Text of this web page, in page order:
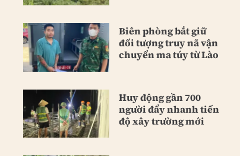
Biên phòng bắt giữ
đối tượng truy nã vận
chuyển ma túy từ Lào
Huy động gần 700
người đẩy nhanh tiến
độ xây trường mới